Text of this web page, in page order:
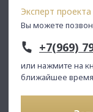
Эксперт проекта
Вы можете
+7(969)
или нажмите на
ближайшее время